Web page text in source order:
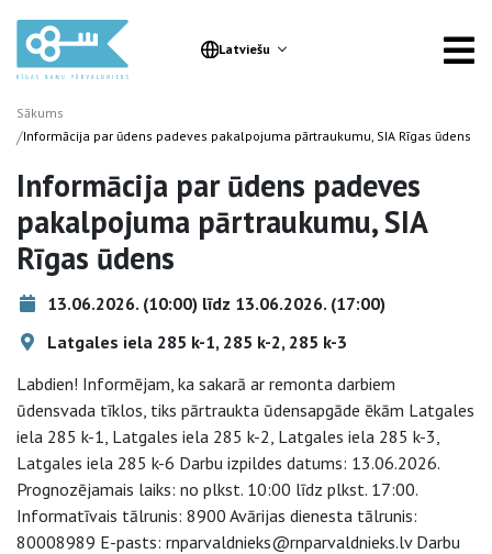
Latviešu
Sākums
/Informācija par ūdens padeves pakalpojuma pārtraukumu, SIA Rīgas ūdens
Informācija par ūdens padeves
pakalpojuma pārtraukumu, SIA
Rīgas ūdens
13.06.2026. (10:00) līdz 13.06.2026. (17:00)
Latgales iela 285 k-1, 285 k-2, 285 k-3
Labdien! Informējam, ka sakarā ar remonta darbiem
ūdensvada tīklos, tiks pārtraukta ūdensapgāde ēkām Latgales
iela 285 k-1, Latgales iela 285 k-2, Latgales iela 285 k-3,
Latgales iela 285 k-6 Darbu izpildes datums: 13.06.2026.
Prognozējamais laiks: no plkst. 10:00 līdz plkst. 17:00.
Informatīvais tālrunis: 8900 Avārijas dienesta tālrunis:
80008989 E-pasts: rnparvaldnieks@rnparvaldnieks.lv Darbu